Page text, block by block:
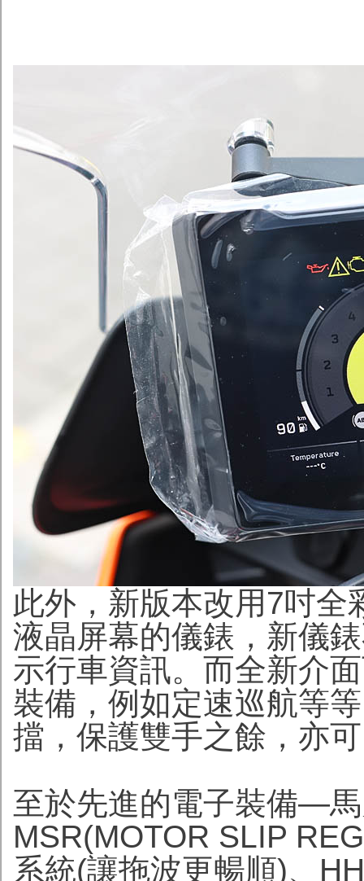
此外，新版本改用7吋全
液晶屏幕的儀錶，新儀
示行車資訊。而全新介
裝備，例如定速巡航等
擋，保護雙手之餘，亦
至於先進的電子裝備—
MSR(MOTOR SLIP
系統(讓拖波更暢順)、